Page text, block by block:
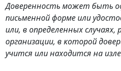
Доверенность может быть
письменной форме или
или, в определенных случаях,
организации, в которой
учится или находится на